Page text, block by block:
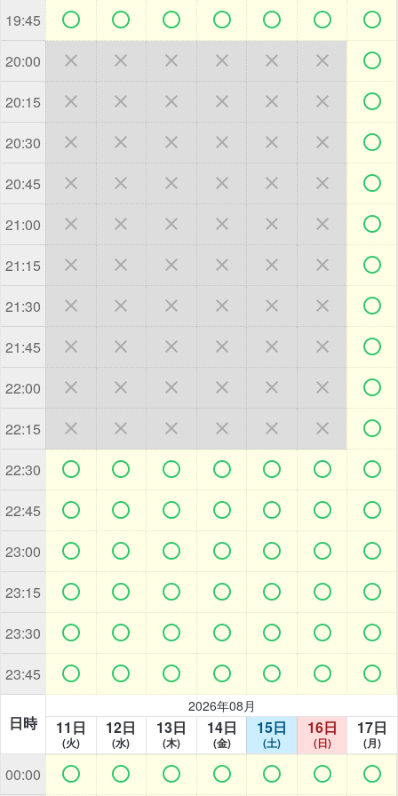
19:45       
20:00       
20:15       
20:30       
20:45       
21:00       
21:15       
21:30       
21:45       
22:00       
22:15       
22:30       
22:45       
23:00       
23:15       
23:30       
23:45       
日時
2026年08月
11日
(火)
12日
(水)
13日
(木)
14日
(金)
15日
(土)
16日
(日)
17日
(月)
00:00       